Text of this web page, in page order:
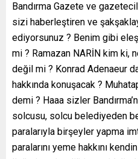
Bandırma Gazete ve
sizi haberleştiren ve
ediyorsunuz ? Benim gibi
mi ? Ramazan NARİN kim ki,
değil mi ? Konrad Adenaeur
hakkında konuşacak ?
demi ? Haaa sizler
solcusu, solcu belediyeden
paralarıyla birşeyler yapma
paralarını yeme hakkını